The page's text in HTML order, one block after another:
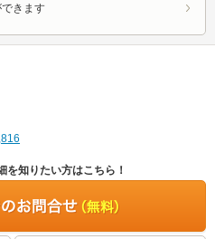
きます
を知りたい方はこちら！